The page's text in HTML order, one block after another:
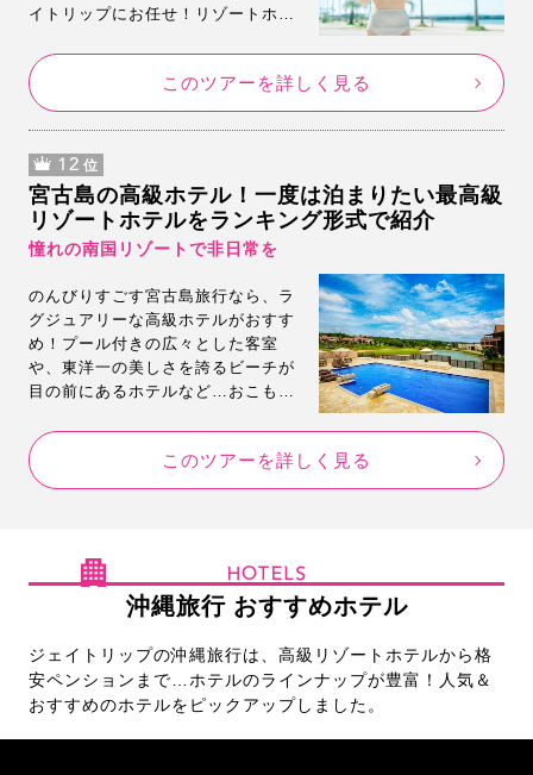
イトリップにお任せ！リゾートホテ
数掲載。しかも安いんです。観光に
便利なレンタカー付きプランもご用
意。
このツアーを詳しく見る
12 位
宮古島の高級ホテル！一度は泊まりたい最高級
リゾートホテルをランキング形式で紹介
憧れの南国リゾートで非日常を
のんびりすごす宮古島旅行なら、ラ
グジュアリーな高級ホテルがおすす
め！プール付きの広々とした客室
や、東洋一の美しさを誇るビーチが
目の前にあるホテルなど…おこもり
ナの贅沢旅におすすめな高級リゾー
トホテルをランキング形式でご紹介
します。
このツアーを詳しく見る
HOTELS
沖縄旅行 おすすめホテル
ジェイトリップの沖縄旅行は、高級リゾートホテルから格
安ペンションまで…ホテルのラインナップが豊富！人気＆
おすすめのホテルをピックアップしました。